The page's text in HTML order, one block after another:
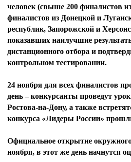
человек (свыше 200 финалистов
финалистов из Донецкой и
республик, Запорожской и
показавших наилучшие
дистанционного отбора и
контрольном тестировании.
24 ноября для всех финалистов
день – конкурсанты проведут
Ростова-на-Дону, а также
конкурса «Лидеры России»
Официальное открытие
ноября, в этот же день начнутся